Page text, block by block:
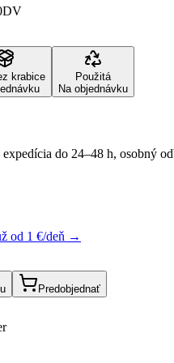
krabice
Použitá
Na objednávku
do 24–48 h, osobný
od 1 €/deň →
Predobjednať